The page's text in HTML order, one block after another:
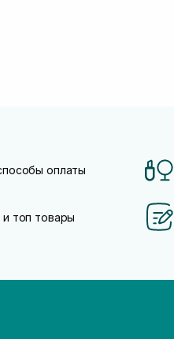
оплаты
топ товары